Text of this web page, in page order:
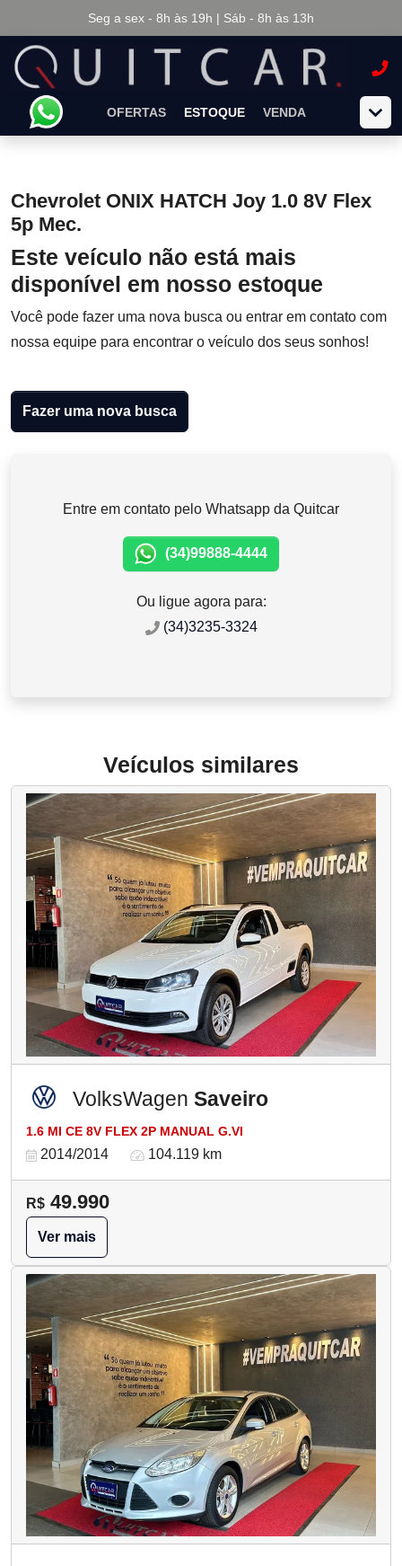
Seg a sex - 8h às 19h | Sáb - 8h às 13h
OFERTAS ESTOQUE VENDA
Chevrolet ONIX HATCH Joy 1.0 8V Flex
5p Mec.
Este veículo não está mais
disponível em nosso estoque
Você pode fazer uma nova busca ou entrar em contato com
nossa equipe para encontrar o veículo dos seus sonhos!
Fazer uma nova busca
Entre em contato pelo Whatsapp da Quitcar
(34)99888-4444
Ou ligue agora para:
(34)3235-3324
Veículos similares
VolksWagen Saveiro
1.6 MI CE 8V FLEX 2P MANUAL G.VI
2014/2014 104.119 km
R$ 49.990
Ver mais